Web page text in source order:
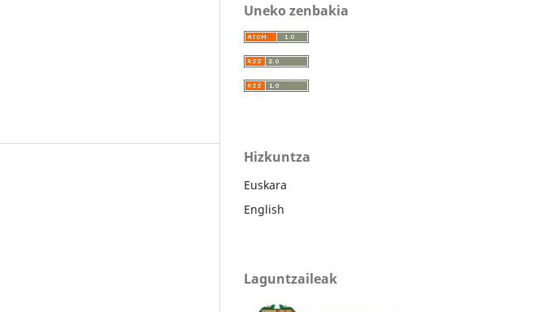
Uneko zenbakia
Hizkuntza
Euskara
English
Laguntzaileak